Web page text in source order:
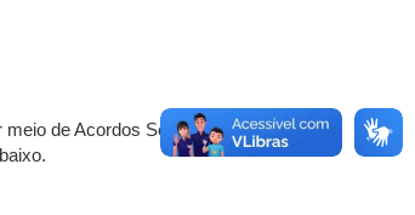
de Acordos Setoriais, Termos